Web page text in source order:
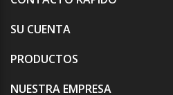
SU CUENTA
PRODUCTOS
NUESTRA EMPRESA